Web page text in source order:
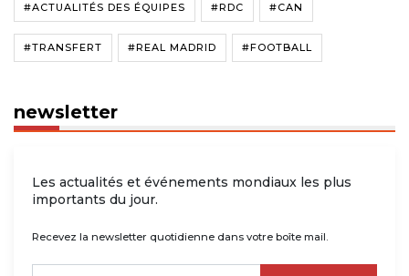
#ACTUALITÉS DES ÉQUIPES #RDC #CAN
#TRANSFERT #REAL MADRID #FOOTBALL
newsletter
Les actualités et événements mondiaux les plus
importants du jour.
Recevez la newsletter quotidienne dans votre boîte mail.